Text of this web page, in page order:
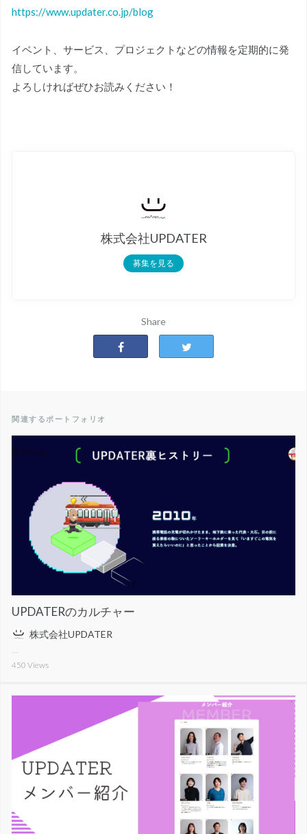
https://www.updater.co.jp/blog
イベント、サービス、プロジェクトなどの情報を定期的に発
信しています。
よろしければぜひお読みください！
株式会社UPDATER
募集を見る
Share
関連するポートフォリオ
UPDATERのカルチャー
株式会社UPDATER
450 Views